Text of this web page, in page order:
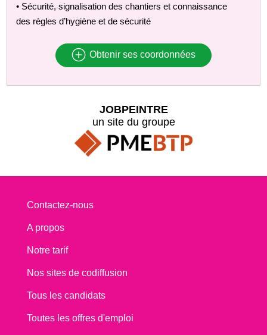
• Sécurité, signalisation des chantiers et connaissance
des règles d’hygiène et de sécurité
Obtenir ses coordonnées
JOBPEINTRE
un site du groupe
Contactez-nous
A propos
Notre tarif
Nos sites de codiffusion
Tous les candidats
Toutes les offres d'emploi